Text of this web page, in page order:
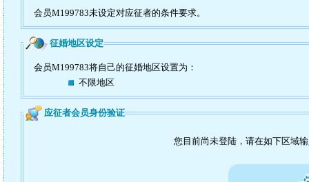
会员M199783未设定对应征者的条件要求。
征婚地区设定
会员M199783将自己的征婚地区设置为：
不限地区
应征者会员身份验证
您目前尚未登陆，请在如下区域